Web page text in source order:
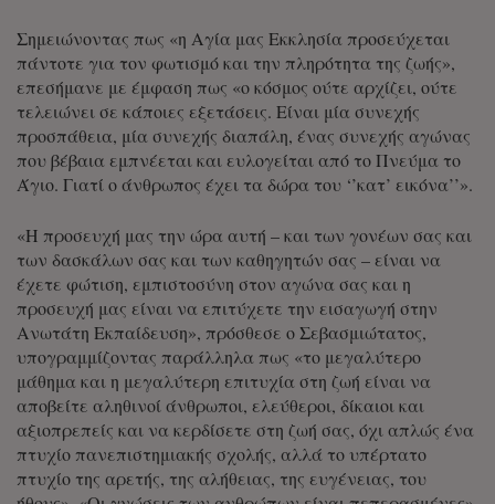
Σημειώνοντας πως «η Αγία μας Εκκλησία προσεύχεται
πάντοτε για τον φωτισμό και την πληρότητα της ζωής»,
επεσήμανε με έμφαση πως «ο κόσμος ούτε αρχίζει, ούτε
τελειώνει σε κάποιες εξετάσεις. Είναι μία συνεχής
προσπάθεια, μία συνεχής διαπάλη, ένας συνεχής αγώνας
που βέβαια εμπνέεται και ευλογείται από το Πνεύμα το
Άγιο. Γιατί ο άνθρωπος έχει τα δώρα του ‘’κατ’ εικόνα’’».
«Η προσευχή μας την ώρα αυτή – και των γονέων σας και
των δασκάλων σας και των καθηγητών σας – είναι να
έχετε φώτιση, εμπιστοσύνη στον αγώνα σας και η
προσευχή μας είναι να επιτύχετε την εισαγωγή στην
Ανωτάτη Εκπαίδευση», πρόσθεσε ο Σεβασμιώτατος,
υπογραμμίζοντας παράλληλα πως «το μεγαλύτερο
μάθημα και η μεγαλύτερη επιτυχία στη ζωή είναι να
αποβείτε αληθινοί άνθρωποι, ελεύθεροι, δίκαιοι και
αξιοπρεπείς και να κερδίσετε στη ζωή σας, όχι απλώς ένα
πτυχίο πανεπιστημιακής σχολής, αλλά το υπέρτατο
πτυχίο της αρετής, της αλήθειας, της ευγένειας, του